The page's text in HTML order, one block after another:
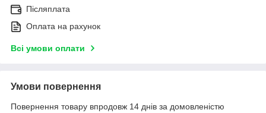
Післяплата
Оплата на рахунок
Всі умови оплати
Умови повернення
Повернення товару впродовж 14 днів за домовленістю